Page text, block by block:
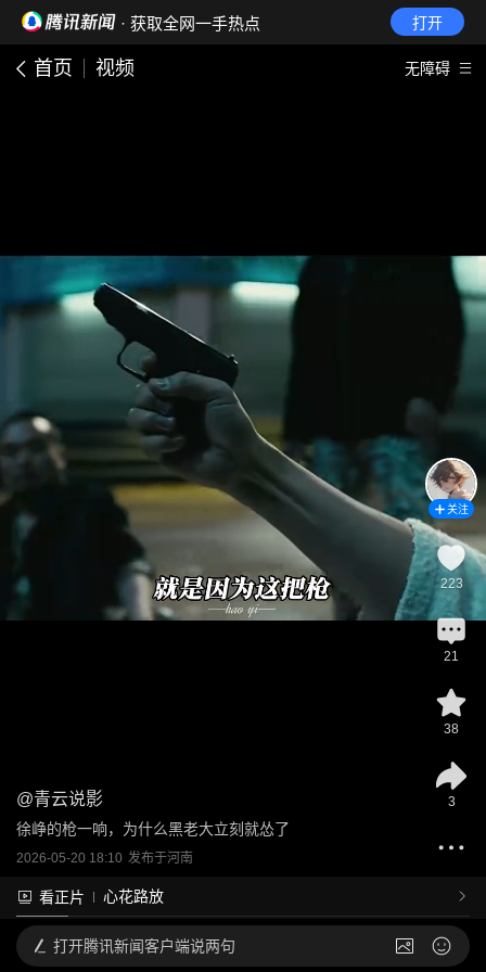
· 获取全网一手热点 打开
首页 视频 无障碍
@青云说影
徐峥的枪一响，为什么黑老大立刻就怂了
2026-05-20 18:10 发布于河南
看正片 心花路放
关注
223
21
38
3
打开腾讯新闻客户端说两句